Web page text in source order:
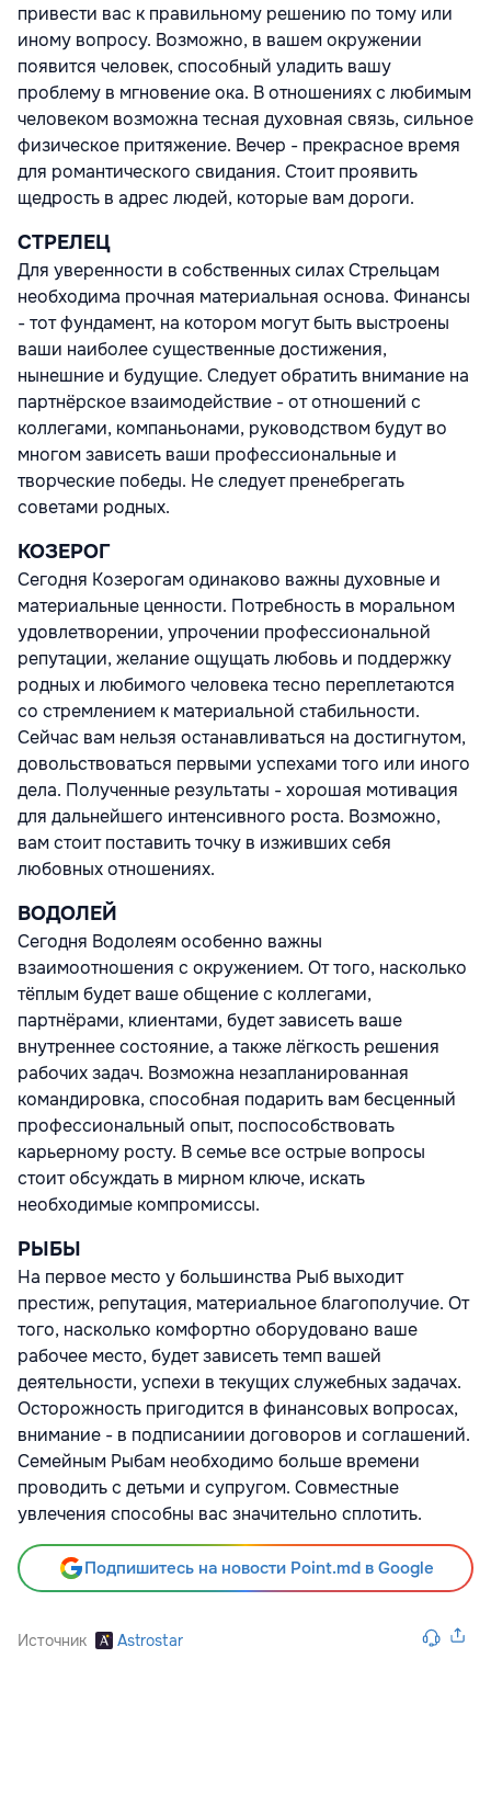
привести вас к правильному решению по тому или
иному вопросу. Возможно, в вашем окружении
появится человек, способный уладить вашу
проблему в мгновение ока. В отношениях с любимым
человеком возможна тесная духовная связь, сильное
физическое притяжение. Вечер - прекрасное время
для романтического свидания. Стоит проявить
щедрость в адрес людей, которые вам дороги.
СТРЕЛЕЦ
Для уверенности в собственных силах Стрельцам
необходима прочная материальная основа. Финансы
- тот фундамент, на котором могут быть выстроены
ваши наиболее существенные достижения,
нынешние и будущие. Следует обратить внимание на
партнёрское взаимодействие - от отношений с
коллегами, компаньонами, руководством будут во
многом зависеть ваши профессиональные и
творческие победы. Не следует пренебрегать
советами родных.
КОЗЕРОГ
Сегодня Козерогам одинаково важны духовные и
материальные ценности. Потребность в моральном
удовлетворении, упрочении профессиональной
репутации, желание ощущать любовь и поддержку
родных и любимого человека тесно переплетаются
со стремлением к материальной стабильности.
Сейчас вам нельзя останавливаться на достигнутом,
довольствоваться первыми успехами того или иного
дела. Полученные результаты - хорошая мотивация
для дальнейшего интенсивного роста. Возможно,
вам стоит поставить точку в изживших себя
любовных отношениях.
ВОДОЛЕЙ
Сегодня Водолеям особенно важны
взаимоотношения с окружением. От того, насколько
тёплым будет ваше общение с коллегами,
партнёрами, клиентами, будет зависеть ваше
внутреннее состояние, а также лёгкость решения
рабочих задач. Возможна незапланированная
командировка, способная подарить вам бесценный
профессиональный опыт, поспособствовать
карьерному росту. В семье все острые вопросы
стоит обсуждать в мирном ключе, искать
необходимые компромиссы.
РЫБЫ
На первое место у большинства Рыб выходит
престиж, репутация, материальное благополучие. От
того, насколько комфортно оборудовано ваше
рабочее место, будет зависеть темп вашей
деятельности, успехи в текущих служебных задачах.
Осторожность пригодится в финансовых вопросах,
внимание - в подписаниии договоров и соглашений.
Семейным Рыбам необходимо больше времени
проводить с детьми и супругом. Совместные
увлечения способны вас значительно сплотить.
Подпишитесь на новости Point.md в Google
Источник Astrostar